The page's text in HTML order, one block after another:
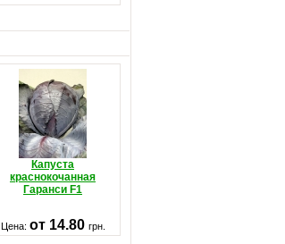
Капуста
краснокочанная
Гаранси F1
Цена: от 14.80 грн.